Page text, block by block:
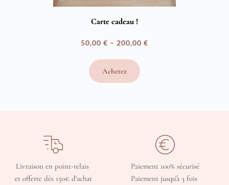
Carte cadeau !
50,00 € – 200,00 €
Plage
prix :
Achetez
Livraison en point-relais
et offerte dès 150€ d'achat
Paiement 100% sécurisé
Paiement jusqu'à 3 fois